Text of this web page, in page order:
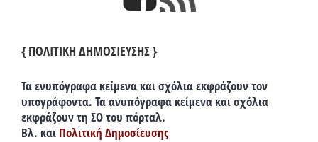
{ ΠΟΛΙΤΙΚΗ ΔΗΜΟΣΙΕΥΣΗΣ }
Τα ενυπόγραφα κείμενα και σχόλια εκφράζουν τον
υπογράφοντα. Τα ανυπόγραφα κείμενα και σχόλια
εκφράζουν τη ΣΟ του πόρταλ.
Βλ. και Πολιτική Δημοσίευσης